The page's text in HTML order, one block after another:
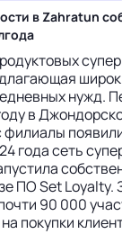
в Zahratun
нужд.
в
филиалы
года сеть
ПО Set Loyalty.
90 000
покупки